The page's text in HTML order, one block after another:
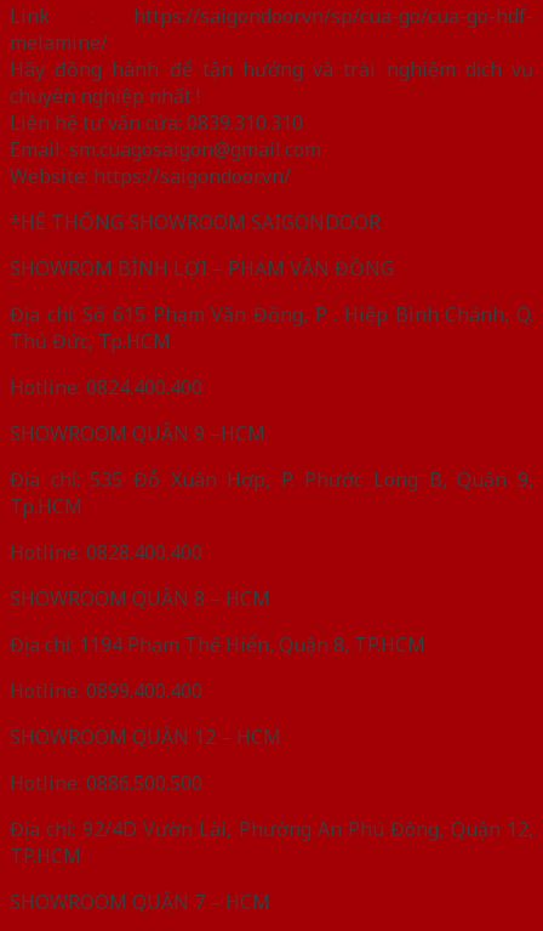
Link : https://saigondoor.vn/sp/cua-go/cua-go-hdf-
melamine/
Hãy đồng hành để tận hưởng và trải nghiệm dịch vụ
chuyên nghiệp nhất !
Liên hệ tư vấn cửa: 0839.310.310
Email: sm.cuagosaigon@gmail.com
Website: https://saigondoor.vn/
*HỆ THỐNG SHOWROOM SAIGONDOOR
SHOWROM BÌNH LỢI – PHẠM VĂN ĐỒNG
Địa chỉ: Số 615 Phạm Văn Đồng, P . Hiệp Bình Chánh, Q.
Thủ Đức, Tp.HCM
Hotline: 0824.400.400
SHOWROOM QUẬN 9 –HCM
Địa chỉ: 535 Đỗ Xuân Hợp, P. Phước Long B, Quận 9,
Tp.HCM
Hotline: 0828.400.400
SHOWROOM QUẬN 8 – HCM
Địa chỉ: 1194 Phạm Thế Hiển, Quận 8, TP.HCM
Hotline: 0899.400.400
SHOWROOM QUẬN 12 – HCM
Hotline: 0886.500.500
Địa chỉ: 92/4D Vườn Lài, Phường An Phú Đông, Quận 12,
TP.HCM
SHOWROOM QUẬN 7 – HCM